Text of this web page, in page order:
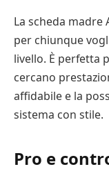
La scheda madre
per chiunque
livello. È perfetta
cercano
affidabile e la
sistema con stile.
Pro e